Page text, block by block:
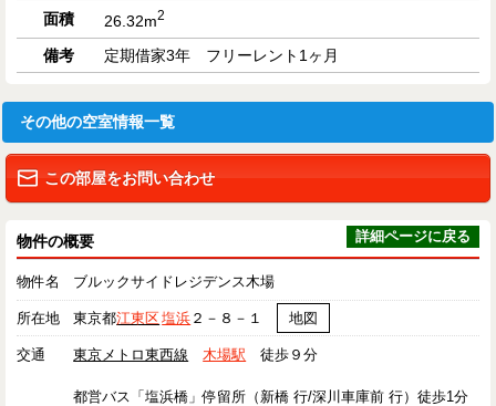
面積 26.32m2
備考 定期借家3年 フリーレント1ヶ月
その他の空室情報一覧
この部屋をお問い合わせ
物件の概要 詳細ページに戻る
物件名 ブルックサイドレジデンス木場
所在地 東京都江東区塩浜 ２－８－１ 地図
交通 東京メトロ東西線 木場駅 徒歩９分
都営バス「塩浜橋」停留所（新橋 行/深川車庫前 行）徒歩1分